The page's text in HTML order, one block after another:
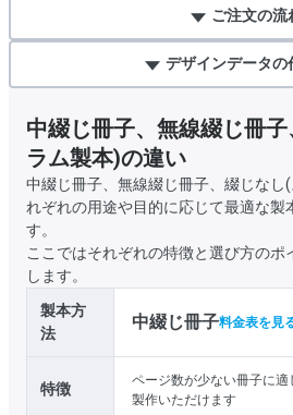
ご注文の流
デザインデータの
中綴じ冊子、無線綴じ冊
ラム製本)の違い
中綴じ冊子、無線綴じ冊子、綴じなし
れぞれの用途や目的に応じて最適な製
す。
ここではそれぞれの特徴と選び方のポ
します。
製本方
法
中綴じ冊子料金表を見
特徴
ページ数が少ない冊子に
製作いただけます